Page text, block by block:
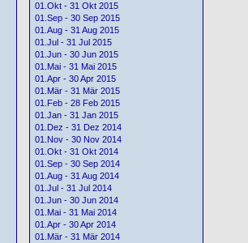
01.Okt - 31 Okt 2015
01.Sep - 30 Sep 2015
01.Aug - 31 Aug 2015
01.Jul - 31 Jul 2015
01.Jun - 30 Jun 2015
01.Mai - 31 Mai 2015
01.Apr - 30 Apr 2015
01.Mär - 31 Mär 2015
01.Feb - 28 Feb 2015
01.Jan - 31 Jan 2015
01.Dez - 31 Dez 2014
01.Nov - 30 Nov 2014
01.Okt - 31 Okt 2014
01.Sep - 30 Sep 2014
01.Aug - 31 Aug 2014
01.Jul - 31 Jul 2014
01.Jun - 30 Jun 2014
01.Mai - 31 Mai 2014
01.Apr - 30 Apr 2014
01.Mär - 31 Mär 2014